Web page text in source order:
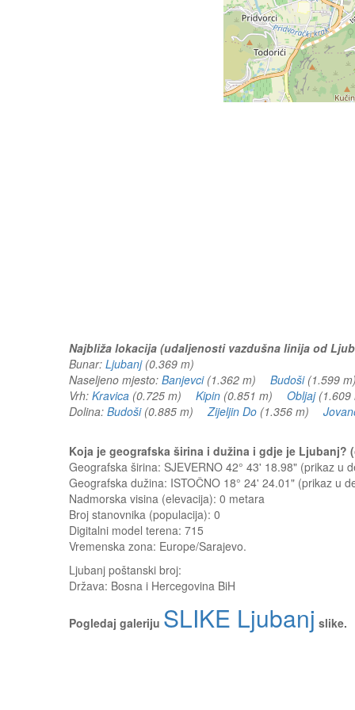
Najbliža lokacija (udaljenosti vazdušna linija od
Bunar: Ljubanj(0.369 m)
Naseljeno mjesto: Banjevci(1.362 m) Budoši(1.599
Vrh: Kravica (0.725 m) Kipin (0.851 m) Obljaj
Dolina: Budoši(0.885 m)Zijeljin Do (1.356 m)
Koja je geografska širina i dužina i gdje je Ljubanj?
Geografska širina: SJEVERNO 42° 43' 18.98" (prikaz u
Geografska dužina: ISTOČNO 18° 24' 24.01" (prikaz u
Nadmorska visina (elevacija): 0 metara
Broj stanovnika (populacija): 0
Digitalni model terena: 715
Vremenska zona: Europe/Sarajevo.
Ljubanj poštanski broj:
Država: Bosna i Hercegovina BiH
Pogledaj galeriju SLIKE Ljubanj slike.